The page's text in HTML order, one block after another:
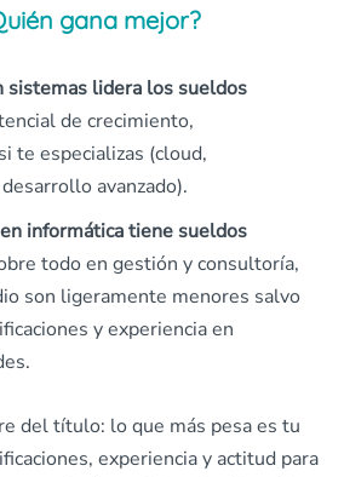
gana mejor?
sistemas lidera los sueldos
de crecimiento,
te especializas (cloud,
avanzado).
informática tiene sueldos
todo en gestión y consultoría,
son ligeramente menores salvo
y experiencia en
del título: lo que más pesa es tu
experiencia y actitud para